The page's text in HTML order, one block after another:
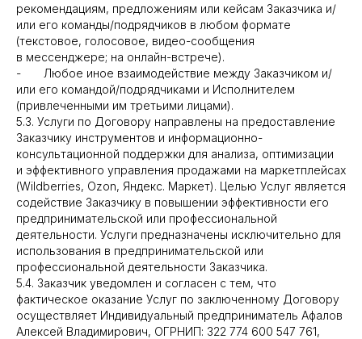
рекомендациям, предложениям или кейсам Заказчика и/
или его команды/подрядчиков в любом формате
(текстовое, голосовое, видео-сообщения
в мессенджере; на онлайн-встрече).
- Любое иное взаимодействие между Заказчиком и/
или его командой/подрядчиками и Исполнителем
(привлеченными им третьими лицами).
5.3. Услуги по Договору направлены на предоставление
Заказчику инструментов и информационно-
консультационной поддержки для анализа, оптимизации
и эффективного управления продажами на маркетплейсах
(Wildberries, Ozon, Яндекс. Маркет). Целью Услуг является
содействие Заказчику в повышении эффективности его
предпринимательской или профессиональной
деятельности. Услуги предназначены исключительно для
использования в предпринимательской или
профессиональной деятельности Заказчика.
5.4. Заказчик уведомлен и согласен с тем, что
фактическое оказание Услуг по заключенному Договору
осуществляет Индивидуальный предприниматель Афалов
Алексей Владимирович, ОГРНИП: 322 774 600 547 761,